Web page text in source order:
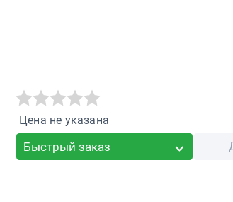
Цена не указана
Быстрый заказ